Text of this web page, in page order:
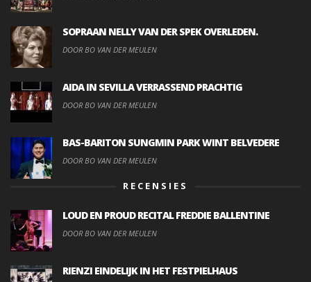
SOPRAAN NELLY VAN DER SPEK OVERLEDEN.
DOOR BO VAN DER MEULEN
AIDA IN SEVILLA VERRASSEND PRACHTIG
DOOR BO VAN DER MEULEN
BAS-BARITON SUNGMIN PARK WINT BELVEDERE
DOOR BO VAN DER MEULEN
RECENSIES
LOUD EN PROUD RECITAL FREDDIE BALLENTINE
DOOR BO VAN DER MEULEN
RIENZI EINDELIJK IN HET FESTPIELHAUS